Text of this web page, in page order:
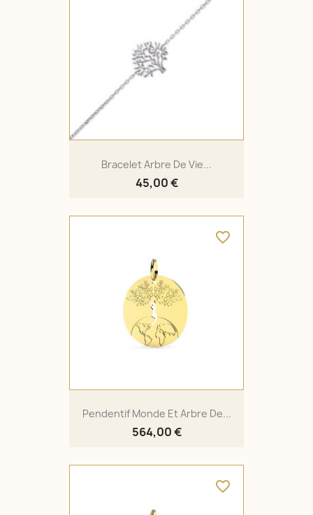
Bracelet Arbre De Vie...
45,00 €
Pendentif Monde Et Arbre De...
564,00 €
favorite_border
favorite_border